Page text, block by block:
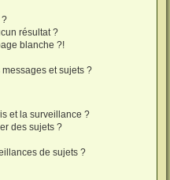
?
résultat ?
blanche ?!
et sujets ?
et la surveillance ?
des sujets ?
de sujets ?